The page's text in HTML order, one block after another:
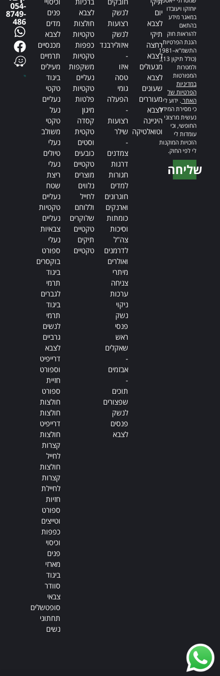
יוחזקו ויעובדו
במאגר מידע
בהתאם
להוראות חוק
הגנת הפרטיות,
התשמ"א–1981
(כולל תיקון 13),
ולמטרות
המפורטות
במדיניות
הפרטיות של
האתר. ידוע לי
כי מסירת המידע
נעשית מרצוני
החופשי, וכי
עומדות לי
הזכויות המוקנות
לי לפי החוק.
שליחה
יום
לצבא
תיקי
רחצה
לצבא
מנעולים
לצבא
שעונים
מעוררים
לצבא
היגיינה
וטואלטיקה
לנשק
רצועות
לנשק
איזולירבנד
-
איזו
טסה
גומי
הפעלה
-
רצועות
שילר
-
צמדנים
דרגות
חגורות
למדים
חוגרונים
וארנקים
כומתות
וסיכות
צה"ל
לדרמנים
ואולרים
מיתרי
צניחה
ערכות
ניקוי
נשק
פנסי
ראש
שאקלים
-
אבזמים
-
תוכים
שפצורים
לנשק
פנסים
לצבא
לצבא
חולצות
טקטיות
כפפות
טקטיות
משקפות
נעליים
טקטיות
פלטות
מיגון
קסדה
טקטית
וסטים
כובעים
טקטיים
מוצרים
נלווים
לחייל
וללוחם
שלוקרים
טקטיים
תיקים
טקטיים
פנים
מדים
לצבא
מכנסיים
תרמיים
מעילים
ביגוד
טקטי
נעליים
נעל
טקטי
משולב
נעלי
טיולים
נעלי
ריצת
שטח
נעליים
טקטיות
נעליים
צבאיות
נעלי
ספורט
בוקסרים
ביגוד
תרמי
לגברים
ביגוד
תרמי
לנשים
גרביים
לצבא
דרייפיט
וספורט
חזיית
ספורט
חולצות
חולצות
דרייפיט
חולצות
קצרות
לחייל
חולצות
קצרות
לחיילת
חזיות
ספורט
וטייצים
כפפות
וכיסוי
פנים
מארזי
ביגוד
סוודר
צבאי
סופטשלים
תחתוני
נשים
054-
8749-
486